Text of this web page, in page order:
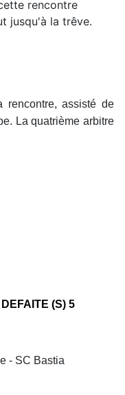
rencontre
jusqu'à la trêve.
rencontre, assisté de
La quatrième arbitre
DEFAITE (S) 5
- SC Bastia